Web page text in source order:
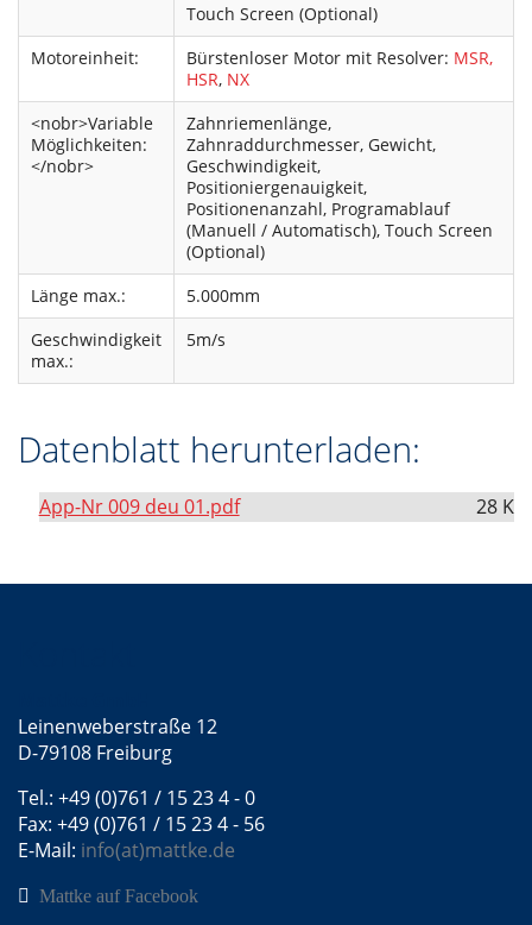
Touch Screen (Optional)
Motoreinheit:
Bürstenloser Motor mit Resolver: MSR,
HSR, NX
<nobr>Variable
Möglichkeiten:
</nobr>
Zahnriemenlänge,
Zahnraddurchmesser, Gewicht,
Geschwindigkeit,
Positioniergenauigkeit,
Positionenanzahl, Programablauf
(Manuell / Automatisch), Touch Screen
(Optional)
Länge max.:
5.000mm
Geschwindigkeit
max.:
5m/s
Datenblatt herunterladen:
App-Nr 009 deu 01.pdf 28 K
Leinenweberstraße 12
D-79108 Freiburg
Tel.: +49 (0)761 / 15 23 4 - 0
Fax: +49 (0)761 / 15 23 4 - 56
E-Mail: info(at)mattke.de
Mattke auf Facebook